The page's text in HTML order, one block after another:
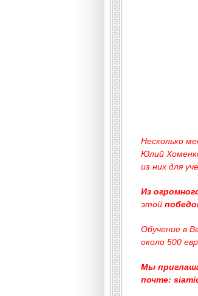
Несколько
Юлий
из них для
Из
этой
Обучение в
около 500
Мы
почте: